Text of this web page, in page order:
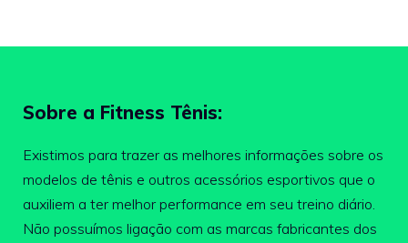
Sobre a Fitness Tênis:
Existimos para trazer as melhores informações sobre os
modelos de tênis e outros acessórios esportivos que o
auxiliem a ter melhor performance em seu treino diário.
Não possuímos ligação com as marcas fabricantes dos